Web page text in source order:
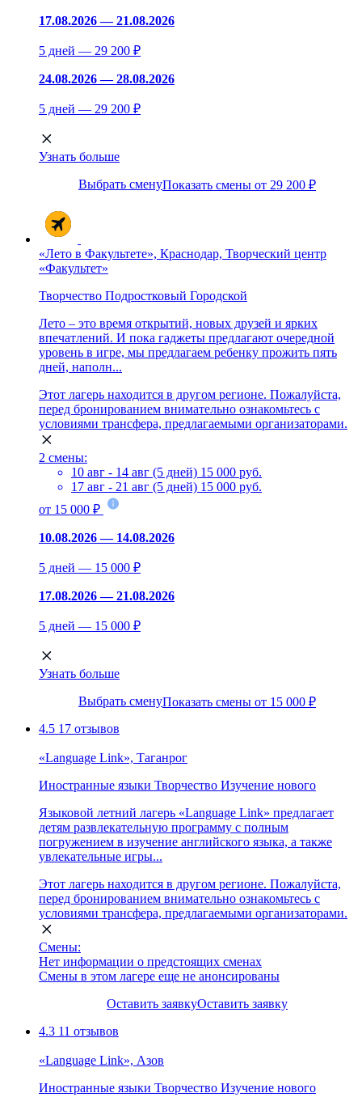
17.08.2026 — 21.08.2026
5 дней — 29 200 ₽
24.08.2026 — 28.08.2026
5 дней — 29 200 ₽
Узнать больше
Выбрать сменуПоказать смены от 29 200 ₽
«Лето в Факультете», Краснодар, Творческий центр
«Факультет»
Творчество Подростковый Городской
Лето – это время открытий, новых друзей и ярких
впечатлений. И пока гаджеты предлагают очередной
уровень в игре, мы предлагаем ребенку прожить пять
дней, наполн...
Этот лагерь находится в другом регионе. Пожалуйста,
перед бронированием внимательно ознакомьтесь с
условиями трансфера, предлагаемыми организаторами.
2 смены:
10 авг - 14 авг (5 дней) 15 000 руб.
17 авг - 21 авг (5 дней) 15 000 руб.
от 15 000 ₽
10.08.2026 — 14.08.2026
5 дней — 15 000 ₽
17.08.2026 — 21.08.2026
5 дней — 15 000 ₽
Узнать больше
Выбрать сменуПоказать смены от 15 000 ₽
4.5 17 отзывов
«Language Link», Таганрог
Иностранные языки Творчество Изучение нового
Языковой летний лагерь «Language Link» предлагает
детям развлекательную программу с полным
погружением в изучение английского языка, а также
увлекательные игры...
Этот лагерь находится в другом регионе. Пожалуйста,
перед бронированием внимательно ознакомьтесь с
условиями трансфера, предлагаемыми организаторами.
Смены:
Нет информации о предстоящих сменах
Смены в этом лагере еще не анонсированы
Оставить заявкуОставить заявку
4.3 11 отзывов
«Language Link», Азов
Иностранные языки Творчество Изучение нового